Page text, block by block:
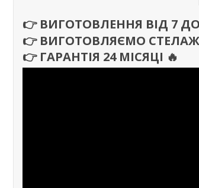
👉 ВИГОТОВЛЕННЯ ВІД 7
👉 ВИГОТОВЛЯЄМО
👉 ГАРАНТІЯ 24 МІСЯЦІ 🔥